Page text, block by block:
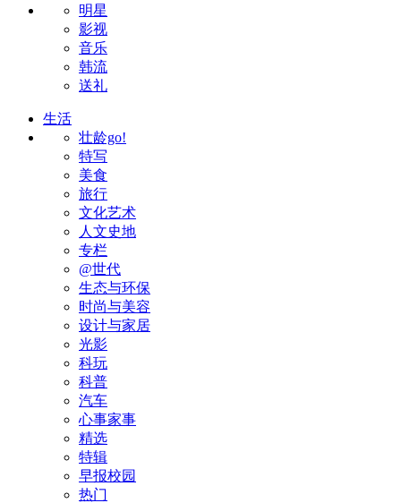
明星
影视
音乐
韩流
送礼
生活
壮龄go!
特写
美食
旅行
文化艺术
人文史地
专栏
@世代
生态与环保
时尚与美容
设计与家居
光影
科玩
科普
汽车
心事家事
精选
特辑
早报校园
热门